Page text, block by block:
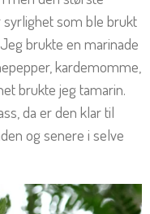
som ble brukt
brukte en marinade
kardemomme,
brukte jeg tamarin.
da er den klar til
og senere i selve